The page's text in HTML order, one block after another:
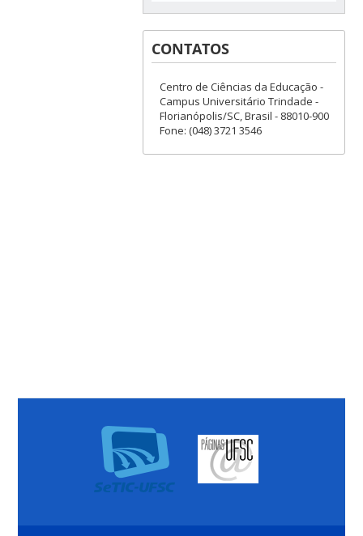
CONTATOS
Centro de Ciências da Educação -
Campus Universitário Trindade -
Florianópolis/SC, Brasil - 88010-900
Fone: (048) 3721 3546